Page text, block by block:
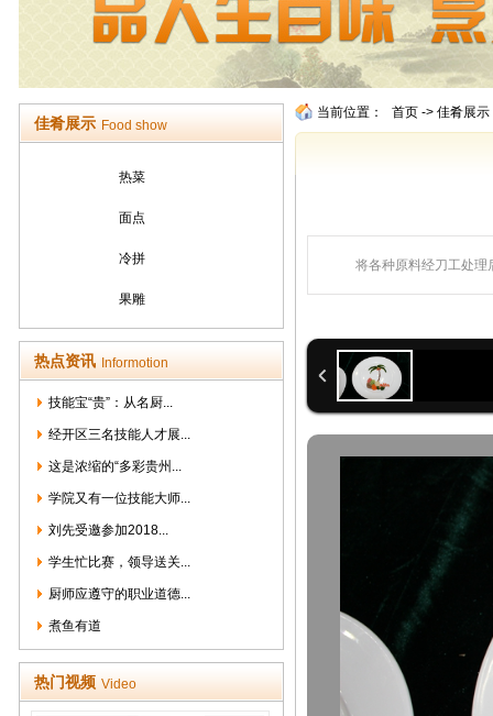
佳肴展示 Food show
热菜
面点
冷拼
果雕
热点资讯 Informotion
技能宝“贵”：从名厨...
经开区三名技能人才展...
这是浓缩的“多彩贵州...
学院又有一位技能大师...
刘先受邀参加2018...
学生忙比赛，领导送关...
厨师应遵守的职业道德...
煮鱼有道
热门视频 Video
当前位置： 首页 -> 佳肴展示
将各种原料经刀工处理